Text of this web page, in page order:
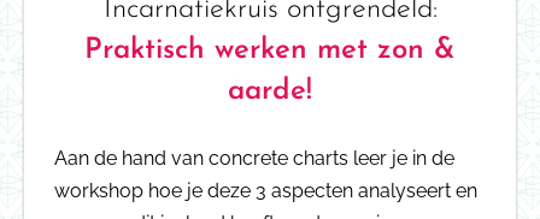
Incarnatiekruis ontgrendeld:
Praktisch werken met zon &
aarde!
Aan de hand van concrete charts leer je in de
workshop hoe je deze 3 aspecten analyseert en